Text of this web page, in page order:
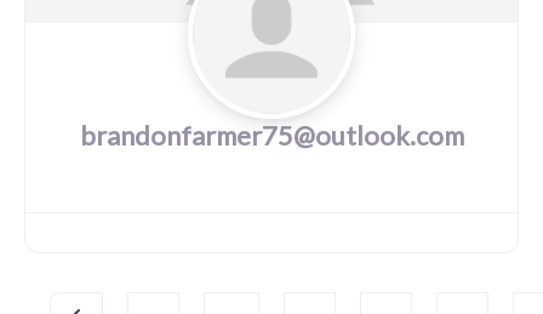
brandonfarmer75@outlook.com